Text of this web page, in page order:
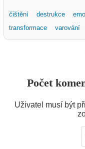
čištění destrukce
transformace
varování
Počet
Uživatel musí být